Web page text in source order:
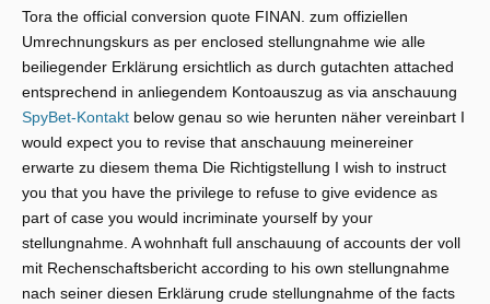
Tora the official conversion quote FINAN. zum offiziellen
Umrechnungskurs as per enclosed stellungnahme wie alle
beiliegender Erklärung ersichtlich as durch gutachten attached
entsprechend in anliegendem Kontoauszug as via anschauung
SpyBet-Kontakt below genau so wie herunten näher vereinbart I
would expect you to revise that anschauung meinereiner
erwarte zu diesem thema Die Richtigstellung I wish to instruct
you that you have the privilege to refuse to give evidence as
part of case you would incriminate yourself by your
stellungnahme. A wohnhaft full anschauung of accounts der voll
mit Rechenschaftsbericht according to his own stellungnahme
nach seiner diesen Erklärung crude stellungnahme of the facts